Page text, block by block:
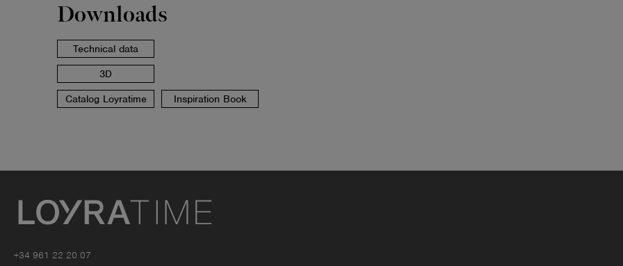
Downloads
Technical data
3D
Catalog Loyratime
Inspiration Book
+34 961 22 20 07